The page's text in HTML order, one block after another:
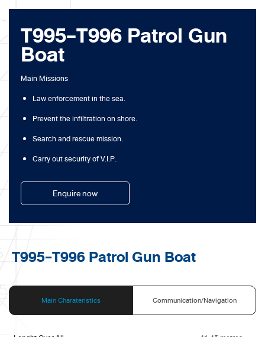
T995-T996 Patrol Gun
Boat
Main Missions
Law enforcement in the sea.
Prevent the infiltration on shore.
Search and rescue mission.
Carry out security of V.I.P.
Enquire now
T995-T996 Patrol Gun Boat
Main Charateristics Communication/Navigation